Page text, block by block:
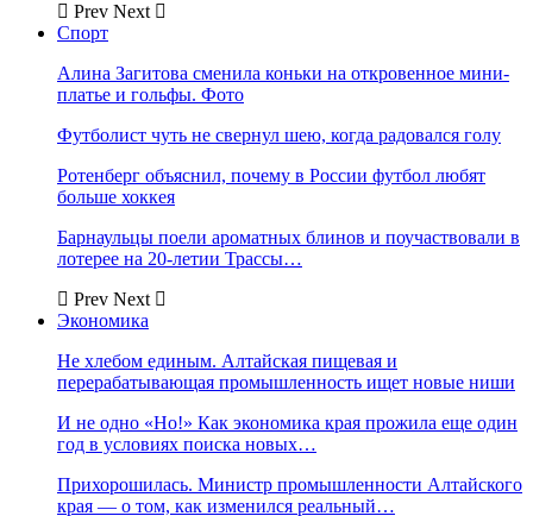
Prev Next
Спорт
Алина Загитова сменила коньки на откровенное мини-
платье и гольфы. Фото
Футболист чуть не свернул шею, когда радовался голу
Ротенберг объяснил, почему в России футбол любят
больше хоккея
Барнаульцы поели ароматных блинов и поучаствовали в
лотерее на 20-летии Трассы…
Prev Next
Экономика
Не хлебом единым. Алтайская пищевая и
перерабатывающая промышленность ищет новые ниши
И не одно «Но!» Как экономика края прожила еще один
год в условиях поиска новых…
Прихорошилась. Министр промышленности Алтайского
края — о том, как изменился реальный…